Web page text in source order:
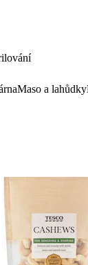
Maso a lahůdky